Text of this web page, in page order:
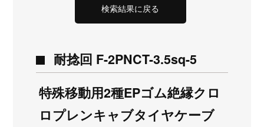
検索結果に戻る
耐捻回 F-2PNCT-3.5sq-5
特殊移動用2種EPゴム絶縁クロ
ロプレンキャブタイヤケーブ